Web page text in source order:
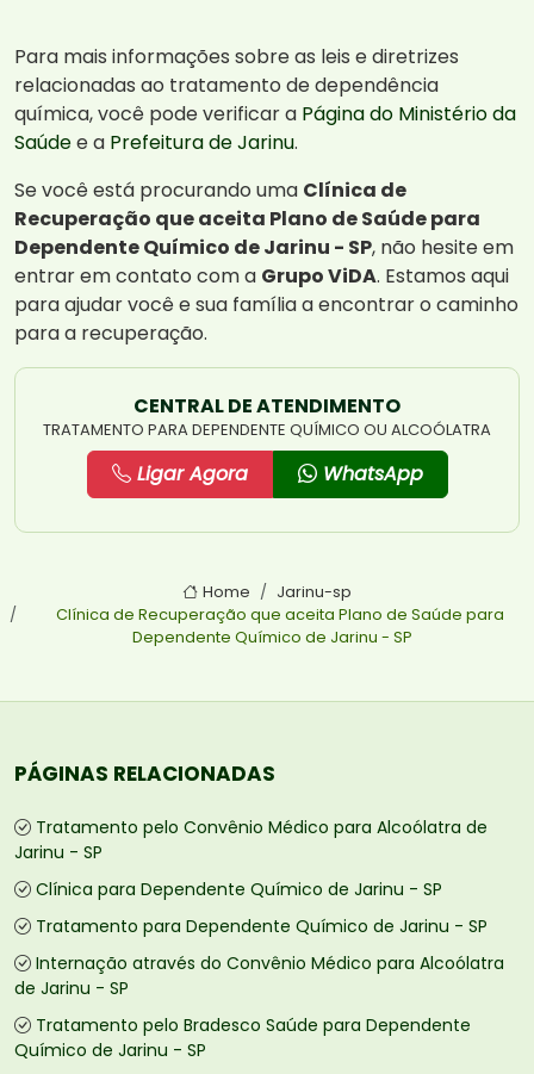
Para mais informações sobre as leis e diretrizes
relacionadas ao tratamento de dependência
química, você pode verificar a Página do Ministério da
Saúdee a Prefeitura de Jarinu.
Se você está procurando uma Clínica de
Recuperação que aceita Plano de Saúde para
Dependente Químico de Jarinu - SP, não hesite em
entrar em contato com a Grupo ViDA. Estamos aqui
para ajudar você e sua família a encontrar o caminho
para a recuperação.
CENTRAL DE ATENDIMENTO
TRATAMENTO PARA DEPENDENTE QUÍMICO OU ALCOÓLATRA
Ligar Agora WhatsApp
Home
Jarinu-sp
Clínica de Recuperação que aceita Plano de Saúde para
Dependente Químico de Jarinu - SP
PÁGINAS RELACIONADAS
Tratamento pelo Convênio Médico para Alcoólatra de
Jarinu - SP
Clínica para Dependente Químico de Jarinu - SP
Tratamento para Dependente Químico de Jarinu - SP
Internação através do Convênio Médico para Alcoólatra
de Jarinu - SP
Tratamento pelo Bradesco Saúde para Dependente
Químico de Jarinu - SP